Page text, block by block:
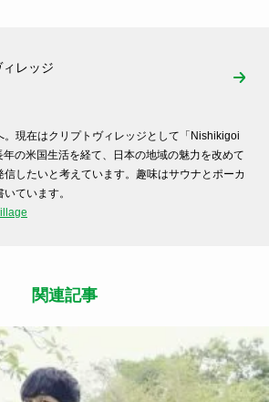
レッジ
現在はクリプトヴィレッジとして「Nishikigoi
の米国生活を経て、
日本の地域の魅力を改めて
したいと考えています。 趣味はサウナとポーカ
ています。
関連記事